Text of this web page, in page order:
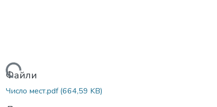
Вантажиться...
Файли
Число мест.pdf(664,59 KB)